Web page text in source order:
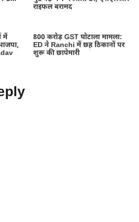
राइफल बरामद
में
800 करोड़ GST घोटाला मामला:
ED ने Ranchi में छह ठिकानों पर
शुरू की छापेमारी